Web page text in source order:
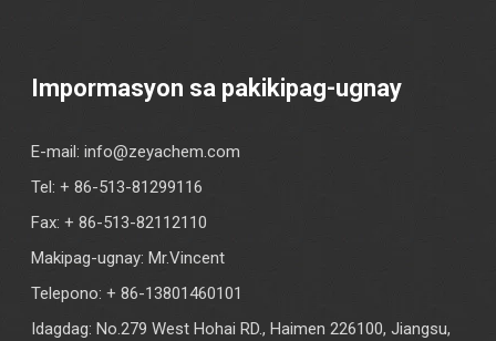
Impormasyon sa pakikipag-ugnay
E-mail:info@zeyachem.com
Tel: + 86-513-81299116
Fax: + 86-513-82112110
Makipag-ugnay: Mr.Vincent
Telepono: + 86-13801460101
Idagdag: No.279 West Hohai RD., Haimen 226100, Jiangsu,